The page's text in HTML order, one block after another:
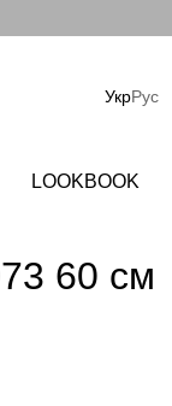
УкрРус
LOOKBOOK
60 см